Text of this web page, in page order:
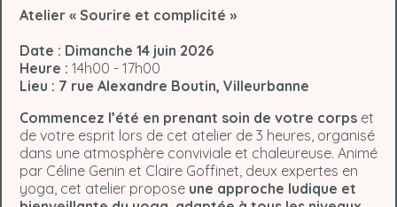
Atelier « Sourire et complicité »
Date : Dimanche 14 juin 2026
Heure : 14h00 - 17h00
Lieu : 7 rue Alexandre Boutin, Villeurbanne
Commencez l’été en prenant soin de votre corps et
de votre esprit lors de cet atelier de 3 heures, organisé
dans une atmosphère conviviale et chaleureuse. Animé
par Céline Genin et Claire Goffinet, deux expertes en
yoga, cet atelier propose une approche ludique et